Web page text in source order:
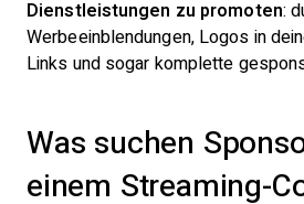
Dienstleistungen zu promoten:
Werbeeinblendungen, Logos in
Links und sogar komplette
Was suchen
einem Streaming-